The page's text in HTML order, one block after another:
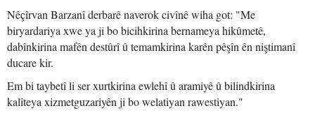
Nêçîrvan Barzanî derbarê naverok civînê wiha got: "Me
biryardariya xwe ya ji bo bicihkirina bernameya hikûmetê,
dabînkirina mafên destûrî û temamkirina karên pêşîn ên niştimanî
ducare kir.
Em bi taybetî li ser xurtkirina ewlehî û aramiyê û bilindkirina
kalîteya xizmetguzariyên ji bo welatiyan rawestiyan."